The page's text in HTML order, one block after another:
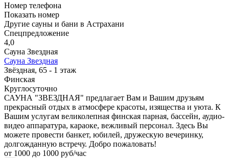
Номер телефона
Показать номер
Другие сауны и бани в Астрахани
Спецпредложение
4,0
Сауна Звездная
Сауна Звездная
Звёздная, 65 - 1 этаж
Финская
Круглосуточно
САУНА "ЗВЕЗДНАЯ" предлагает Вам и Вашим друзьям
прекрасный отдых в атмосфере красоты, изящества и уюта. К
Вашим услугам великолепная финская парная, бассейн, аудио-
видео аппаратура, караоке, вежливый персонал. Здесь Вы
можете провести банкет, юбилей, дружескую вечеринку,
долгожданную встречу. Добро пожаловать!
от 1000 до 1000 руб/час